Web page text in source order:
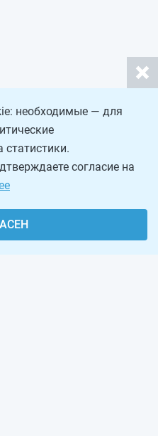
необходимые — для
согласие на